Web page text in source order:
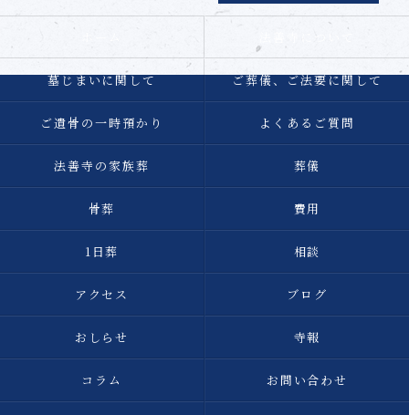
墓じまいに関して ご葬儀、ご法要に関して
ご遺骨の一時預かり よくあるご質問
法善寺の家族葬 葬儀
骨葬 費用
1日葬 相談
アクセス ブログ
おしらせ 寺報
コラム お問い合わせ